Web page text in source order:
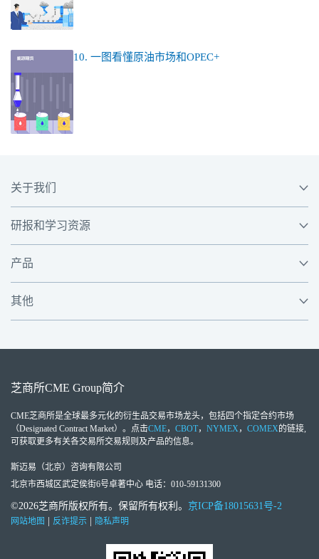
10. 一图看懂原油市场和OPEC+
关于我们
研报和学习资源
产品
其他
芝商所CME Group简介
CME芝商所是全球最多元化的衍生品交易市场龙头，包括四个指定合约市场
（Designated Contract Market）。点击CME， CBOT， NYMEX， COMEX的链接,
可获取更多有关各交易所交易规则及产品的信息。
斯迈易（北京）咨询有限公司
北京市西城区武定侯街6号卓著中心 电话：010-59131300
©2026芝商所版权所有。保留所有权利。 京ICP备18015631号-2
网站地图 反诈提示 隐私声明